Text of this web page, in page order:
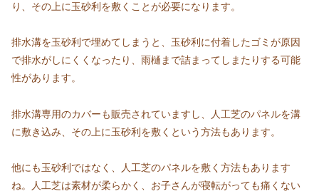
り、その上に玉砂利を敷くことが必要になります。
排水溝を玉砂利で埋めてしまうと、玉砂利に付着したゴミが原因
で排水がしにくくなったり、雨樋まで詰まってしまたりする可能
性があります。
排水溝専用のカバーも販売されていますし、人工芝のパネルを溝
に敷き込み、その上に玉砂利を敷くという方法もあります。
他にも玉砂利ではなく、人工芝のパネルを敷く方法もあります
ね。人工芝は素材が柔らかく、お子さんが寝転がっても痛くない